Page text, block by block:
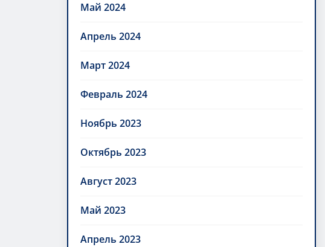
Май 2024
Апрель 2024
Март 2024
Февраль 2024
Ноябрь 2023
Октябрь 2023
Август 2023
Май 2023
Апрель 2023